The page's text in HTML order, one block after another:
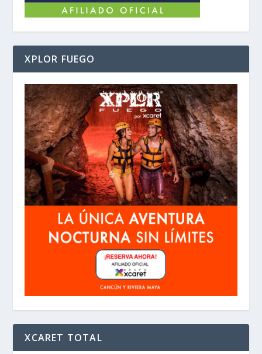
XPLOR FUEGO
XCARET TOTAL